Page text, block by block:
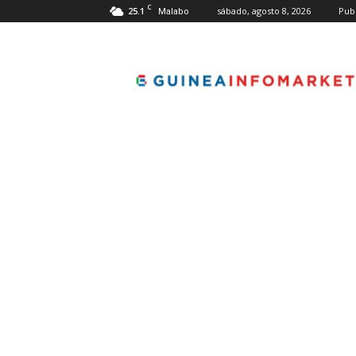
25.1 C Malabo sábado, agosto 8, 2026